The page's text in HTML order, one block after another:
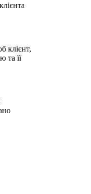
клієнт,
та її